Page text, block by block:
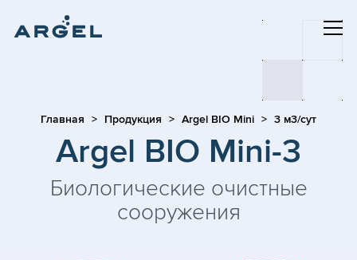
Главная Продукция Argel BIO Mini 3 м3/сут
Argel BIO Mini-3
Биологические очистные
сооружения